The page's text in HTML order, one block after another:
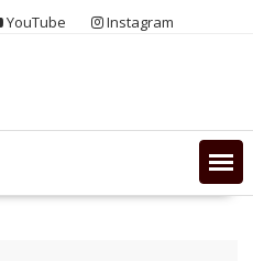
YouTube Instagram